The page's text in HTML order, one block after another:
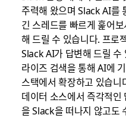
주력해 왔으며 Slack AI를
긴 스레드를 빠르게 훑어
해 드릴 수 있습니다. 프로
Slack AI가 답변해 드릴 수
라이즈 검색을 통해 AI에
스택에서 확장하고 있습니
데이터 소스에서 즉각적인
을 Slack을 떠나지 않고도